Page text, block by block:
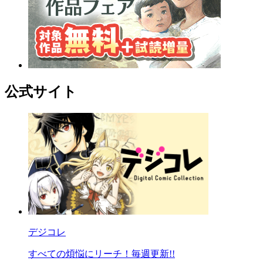
公式サイト
デジコレ
すべての煩悩にリーチ！毎週更新!!